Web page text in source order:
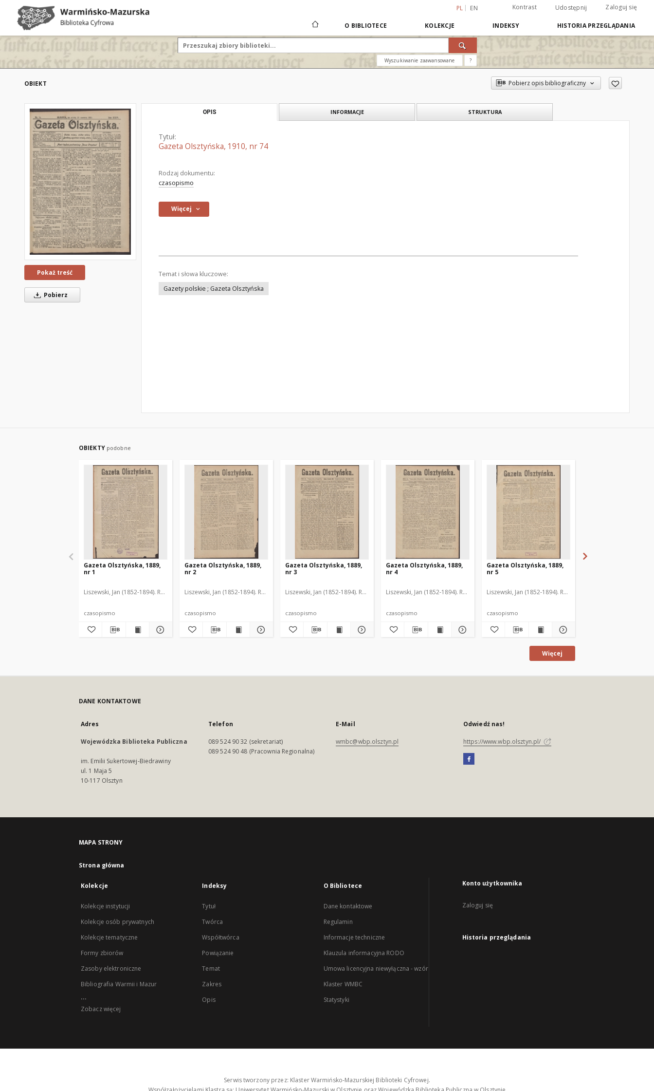
PL EN Kontrast Udostępnij Zaloguj się
O BIBLIOTECE KOLEKCJE INDEKSY HISTORIA PRZEGLĄDANIA
Wyszukiwanie zaawansowane ?
OBIEKT Pobierz opis bibliograficzny
Pokaż treść
Pobierz
OPIS INFORMACJE STRUKTURA
Tytuł:
Gazeta Olsztyńska, 1910, nr 74
Rodzaj dokumentu:
czasopismo
Więcej
Temat i słowa kluczowe:
Gazety polskie ; Gazeta Olsztyńska
OBIEKTY podobne
Gazeta Olsztyńska, 1889,
nr 1
Liszewski, Jan (1852-1894). Red.
czasopismo
Gazeta Olsztyńska, 1889,
nr 2
Liszewski, Jan (1852-1894). Red.
czasopismo
Gazeta Olsztyńska, 1889,
nr 3
Liszewski, Jan (1852-1894). Red.
czasopismo
Gazeta Olsztyńska, 1889,
nr 4
Liszewski, Jan (1852-1894). Red.
czasopismo
Gazeta Olsztyńska, 1889,
nr 5
Liszewski, Jan (1852-1894). Red.
czasopismo
Więcej
DANE KONTAKTOWE
Adres
Wojewódzka Biblioteka Publiczna
im. Emilii Sukertowej-Biedrawiny
ul. 1 Maja 5
10-117 Olsztyn
Telefon
089 524 90 32 (sekretariat)
089 524 90 48 (Pracownia Regionalna)
E-Mail
wmbc@wbp.olsztyn.pl
Odwiedź nas!
https://www.wbp.olsztyn.pl/
MAPA STRONY
Strona główna
Kolekcje
Kolekcje instytucji
Kolekcje osób prywatnych
Kolekcje tematyczne
Formy zbiorów
Zasoby elektroniczne
Bibliografia Warmii i Mazur
...
Zobacz więcej
Indeksy
Tytuł
Twórca
Współtwórca
Powiązanie
Temat
Zakres
Opis
O Bibliotece
Dane kontaktowe
Regulamin
Informacje techniczne
Klauzula informacyjna RODO
Umowa licencyjna niewyłączna - wzór
Klaster WMBC
Statystyki
Konto użytkownika
Zaloguj się
Historia przeglądania
Serwis tworzony przez: Klaster Warmińsko-Mazurskiej Biblioteki Cyfrowej.